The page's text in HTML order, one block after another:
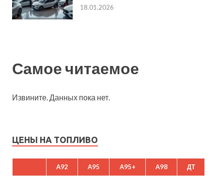
18.01.2026
Самое читаемое
Извините. Данных пока нет.
ЦЕНЫ НА ТОПЛИВО
A92 A95 A95+ A98 ДТ